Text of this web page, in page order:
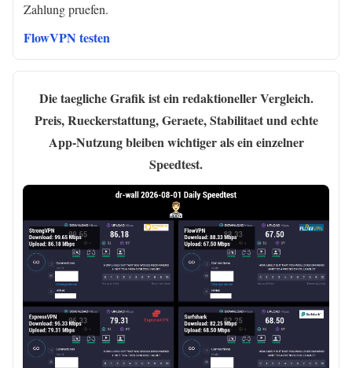
Zahlung pruefen.
FlowVPN testen
Die taegliche Grafik ist ein redaktioneller Vergleich.
Preis, Rueckerstattung, Geraete, Stabilitaet und echte
App-Nutzung bleiben wichtiger als ein einzelner
Speedtest.